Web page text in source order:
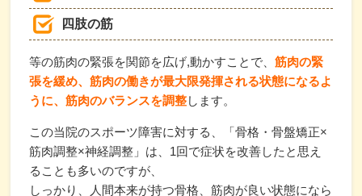
四肢の筋
等の筋肉の緊張を関節を広げ,動かすことで、筋肉の緊
張を緩め、筋肉の働きが最大限発揮される状態になるよ
うに、筋肉のバランスを調整します。
この当院のスポーツ障害に対する、「骨格・骨盤矯正×
筋肉調整×神経調整」は、1回で症状を改善したと思え
ることも多いのですが、
しっかり、人間本来が持つ骨格、筋肉が良い状態になら